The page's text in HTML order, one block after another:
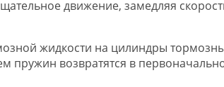
движение, замедляя
жидкости на цилиндры
пружин возвратятся в